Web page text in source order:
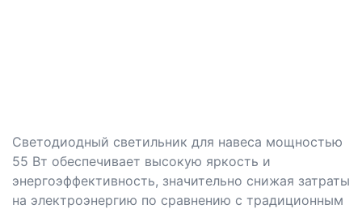
Светодиодный светильник для навеса мощностью
55 Вт обеспечивает высокую яркость и
энергоэффективность, значительно снижая затраты
на электроэнергию по сравнению с традиционным